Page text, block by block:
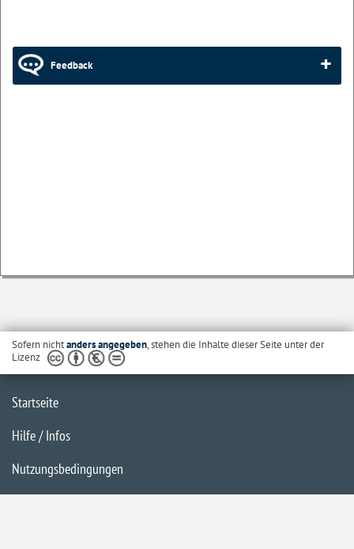
Feedback
Sofern nichtanders angegeben, stehen die Inhalte dieser Seite unter der
Lizenz
Startseite
Hilfe / Infos
Nutzungsbedingungen